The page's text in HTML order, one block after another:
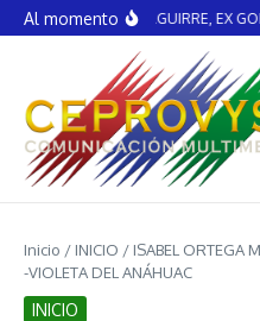
Saltar al contenido
Al momentoÁNGEL AGUIRRE, EX
Inicio / INICIO / ISABEL ORTEGA
-VIOLETA DEL ANÁHUAC
INICIO